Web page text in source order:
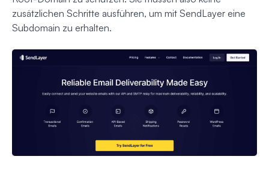
zusätzlichen Schritte ausführen, um mit SendLayer eine
Subdomain zu erhalten.